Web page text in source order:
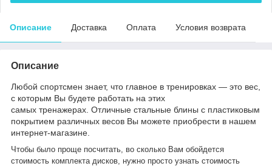
Описание Доставка Оплата Условия возврата
Описание
Любой спортсмен знает, что главное в тренировках ― это вес,
с которым Вы будете работать на этих
самых тренажерах. Отличные стальные блины с пластиковым
покрытием различных весов Вы можете приобрести в нашем
интернет-магазине.
Чтобы было проще посчитать, во сколько Вам обойдется
стоимость комплекта дисков, нужно просто узнать стоимость